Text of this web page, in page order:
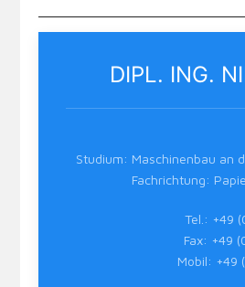
DIPL. ING.
Studium: Maschinenbau an
Fachrichtung:
Tel.: +49
Fax: +49
Mobil: +49